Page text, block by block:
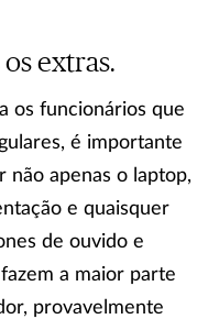
extras.
os funcionários que
é importante
não apenas o laptop,
e quaisquer
de ouvido e
a maior parte
provavelmente